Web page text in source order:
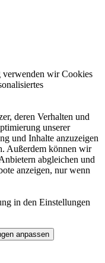
wir Cookies
deren Verhalten und
unserer
und Inhalte anzuzeigen
Außerdem können wir
abgleichen und
anzeigen, nur wenn
in den Einstellungen
anpassen